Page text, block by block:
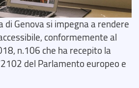
Genova si impegna a rendere
conformemente al
n.106 che ha recepito la
del Parlamento europeo e